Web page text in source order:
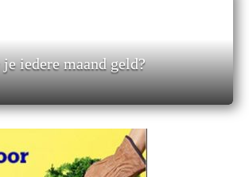
je iedere maand geld?